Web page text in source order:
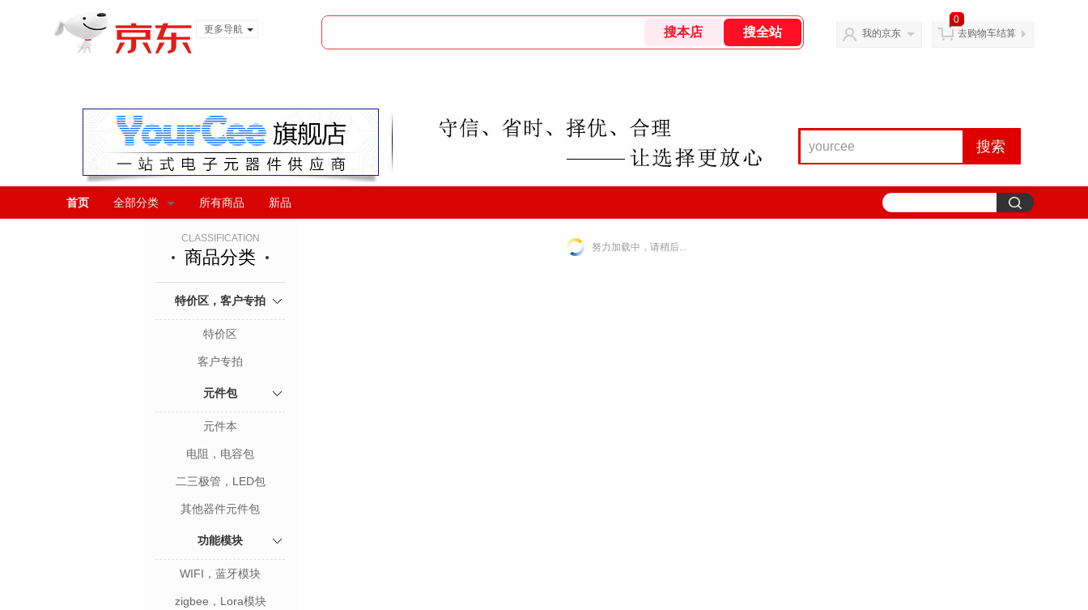
更多导航
我的京东
0
去购物车结算
搜索
首页 全部分类 所有商品 新品
CLASSIFICATION
商品分类
特价区，客户专拍
特价区
客户专拍
元件包
元件本
电阻，电容包
二三极管，LED包
其他器件元件包
功能模块
WIFI，蓝牙模块
zigbee，Lora模块
努力加载中，请稍后...